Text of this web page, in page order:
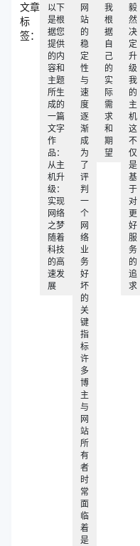
文章
标
签：
以下
是根
据您
提供
的内
容和
主题
所生
成的
一篇
文字
作
品：
从主
机升
级：
实现
网络
之梦
随着
科技
的高
速发
展
网
站
的
稳
定
性
与
速
度
逐
渐
成
为
了
评
判
一
个
网
络
业
务
好
坏
的
关
键
指
标
许
多
博
主
与
网
站
所
有
者
时
常
面
临
着
是
我
根
据
自
己
的
实
际
需
求
和
期
望
毅
然
决
定
升
级
我
的
主
机
这
不
仅
是
基
于
对
更
好
服
务
的
追
求